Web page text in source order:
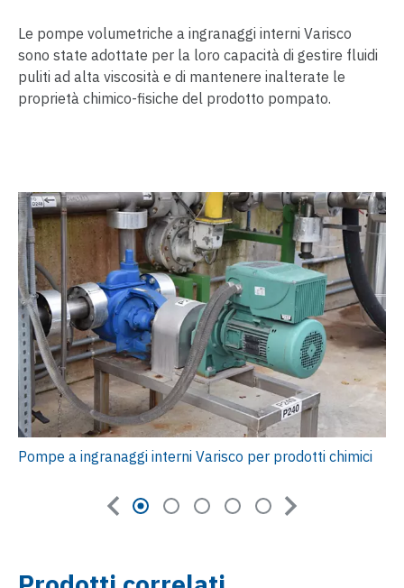
Le pompe volumetriche a ingranaggi interni Varisco
sono state adottate per la loro capacità di gestire fluidi
puliti ad alta viscosità e di mantenere inalterate le
proprietà chimico-fisiche del prodotto pompato.
Pompe a ingranaggi interni Varisco per prodotti chimici